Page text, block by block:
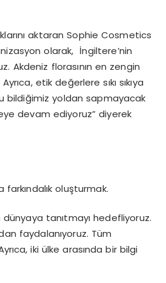
aktaran Sophie Cosmetics
olarak, İngiltere’nin
Akdeniz florasının en zengin
etik değerlere sıkı sıkıya
bildiğimiz yoldan sapmayacak
devam ediyoruz” diyerek
farkındalık oluşturmak.
dünyaya tanıtmayı hedefliyoruz.
faydalanıyoruz. Tüm
iki ülke arasında bir bilgi